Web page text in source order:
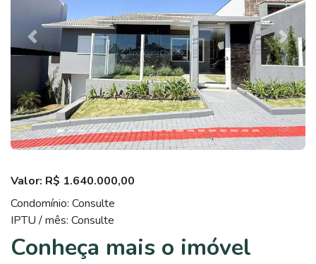
Previous Next
Valor: R$ 1.640.000,00
Condomínio: Consulte
IPTU / mês: Consulte
Conheça mais o imóvel